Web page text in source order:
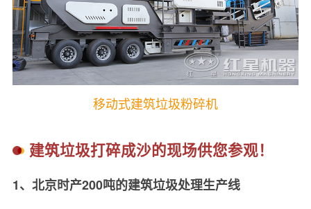
移动式建筑垃圾粉碎机
建筑垃圾打碎成沙的现场供您参观！
1、北京时产200吨的建筑垃圾处理生产线